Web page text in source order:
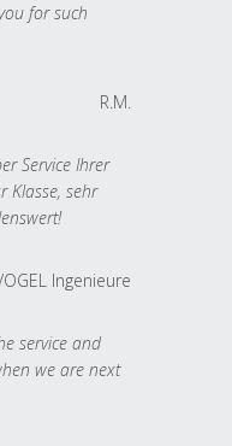
for such
R.M.
Service Ihrer
Klasse, sehr
Ingenieure
service and
we are next